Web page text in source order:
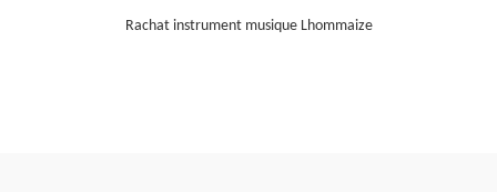
Rachat instrument musique Lhommaize